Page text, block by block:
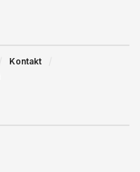
Kontakt